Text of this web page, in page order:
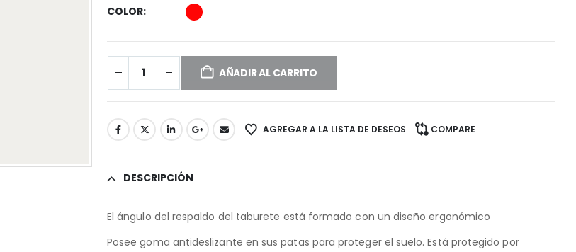
COLOR
AÑADIR AL CARRITO
AGREGAR A LA LISTA DE DESEOS COMPARE
DESCRIPCIÓN
El ángulo del respaldo del taburete está formado con un diseño ergonómico
Posee goma antideslizante en sus patas para proteger el suelo. Está protegido por